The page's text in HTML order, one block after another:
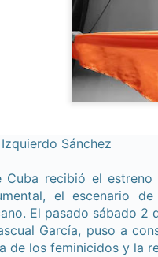
Sánchez
Cuba recibió el
el escenario
El pasado sábado
García, puso a
de los feminicidos y la